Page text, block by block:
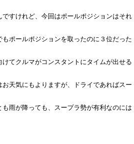
ですけれど、今回はポールポジションはそれ
ポールポジションを取ったのに３位だった
てクルマがコンスタントにタイムが出せる
天気にもよりますが、ドライであればスー
雨が降っても、スープラ勢が有利なのには